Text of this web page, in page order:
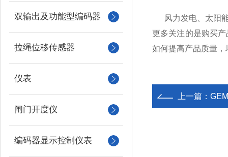
双输出及功能型编码器
拉绳位移传感器
仪表
闸门开度仪
编码器显示控制仪表
风力发电、太阳
更多关注的是购买
如何提高产品质量
上一篇：